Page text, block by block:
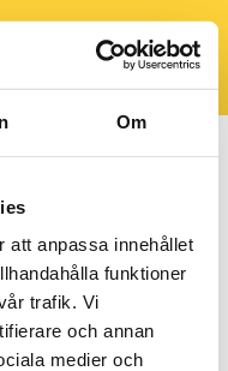
Om
att anpassa innehållet
funktioner
trafik. Vi
och annan
medier och